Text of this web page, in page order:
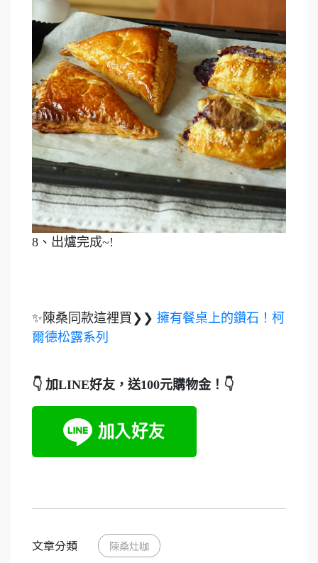
8、出爐完成~!
✨陳桑同款這裡買❯❯ 擁有餐桌上的鑽石！柯
爾德松露系列
👇 加LINE好友，送100元購物金！👇
文章分類 陳桑灶咖